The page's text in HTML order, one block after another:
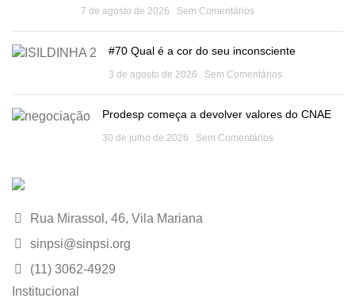
7 de agosto de 2026 Sem Comentários
#70 Qual é a cor do seu inconsciente
3 de agosto de 2026 Sem Comentários
Prodesp começa a devolver valores do CNAE
30 de julho de 2026 Sem Comentários
Rua Mirassol, 46, Vila Mariana
sinpsi@sinpsi.org
(11) 3062-4929
Institucional